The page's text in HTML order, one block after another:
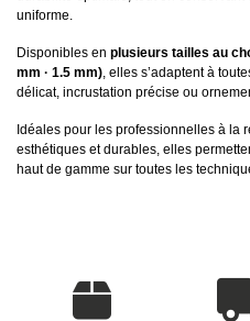
uniforme.
Disponibles en plusieurs tailles au
mm · 1.5 mm), elles s’adaptent à
délicat, incrustation précise ou
Idéales pour les professionnelles à la
esthétiques et durables, elles
haut de gamme sur toutes les